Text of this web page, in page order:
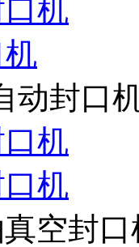
机
动封口
机
机
空封口